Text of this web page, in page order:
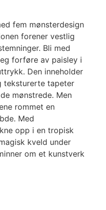
fem mønsterdesign
forener vestlig
Bli med
forføre av paisley i
Den inneholder
teksturerte tapeter
mønstrede. Men
rommet en
Med
opp i en tropisk
kveld under
om et kunstverk